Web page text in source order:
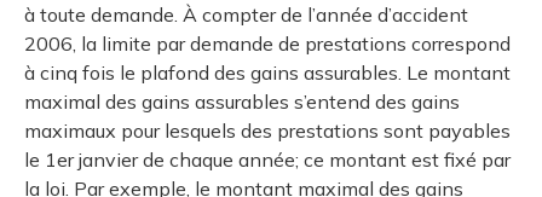
à toute demande. À compter de l’année d’accident
2006, la limite par demande de prestations correspond
à cinq fois le plafond des gains assurables. Le montant
maximal des gains assurables s’entend des gains
maximaux pour lesquels des prestations sont payables
le 1er janvier de chaque année; ce montant est fixé par
la loi. Par exemple, le montant maximal des gains